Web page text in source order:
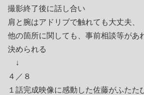
撮影終了後に話し合い
肩と腕はアドリブで触れても大丈夫、
他の箇所に関しても、事前相談等があ
決められる
↓
４／８
１話完成映像に感動した佐藤がふたた